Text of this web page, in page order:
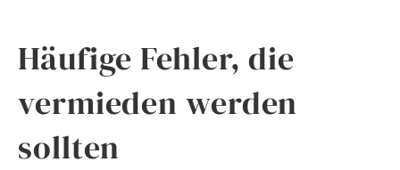
Häufige Fehler, die
vermieden werden
sollten